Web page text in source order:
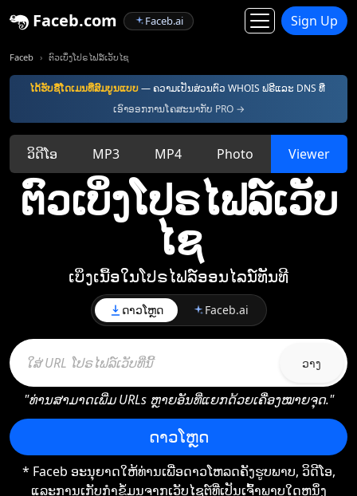
Faceb.com Faceb.ai Sign Up
Faceb ຕົວເບິ່ງໂປຣໄຟລ໌ເວັບໄຊ
ໄດ້ຮັບຊື່ໂດເມນທີ່ສົມບູນແບບ— ຄວາມເປັນສ່ວນຕົວ WHOIS ຟຣີແລະ DNS ທີ່
ເອົາອອກການໂຄສະນາກັບ PRO →
ວິດີໂອ MP3 MP4 Photo Viewer
ຕົວເບິ່ງໂປຣໄຟລ໌ເວັບ
ໄຊ
ເບິ່ງເນື້ອໃນໂປຣໄຟລ໌ອອນໄລນ໌ທັນທີ
ດາວໂຫຼດ Faceb.ai
ວາງ
"ທ່ານສາມາດເພີ່ມ URLs ຫຼາຍອັນທີ່ແຍກດ້ວຍເຄື່ອງໝາຍຈຸດ."
ດາວໂຫຼດ
* Faceb ອະ​ນຸ​ຍາດ​ໃຫ້​ທ່ານ​ເພື່ອ​ດາວ​ໂຫລດ​ຄັງ​ຮູບ​ພາບ​, ວິ​ດີ​ໂອ​,
ແລະ​ການ​ເກັບ​ກໍາ​ຂໍ້​ມູນ​ຈາກ​ເວັບ​ໄຊ​ຕ​໌​ທີ່​ເປັນ​ເຈົ້າ​ພາບ​ໃດ​ຫນຶ່ງ​